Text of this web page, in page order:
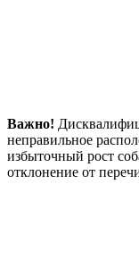
Важно!
неправильное
избыточный рост
отклонение от